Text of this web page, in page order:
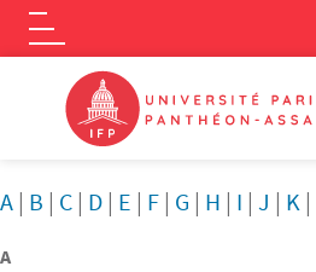
Logo
A | B | C | D | E | F | G | H | I | J | K |
A